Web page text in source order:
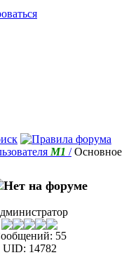
M1 / Основное
55
UID: 14782